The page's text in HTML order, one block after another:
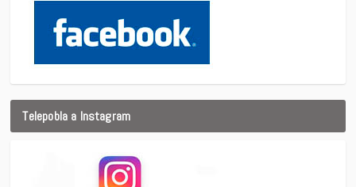
Telepobla a Instagram